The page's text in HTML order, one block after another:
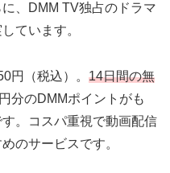
、DMM TV独占のドラマ
ています。
円（税込）。 14日間の無
分のDMMポイントがも
。コスパ重視で動画配信
のサービスです。